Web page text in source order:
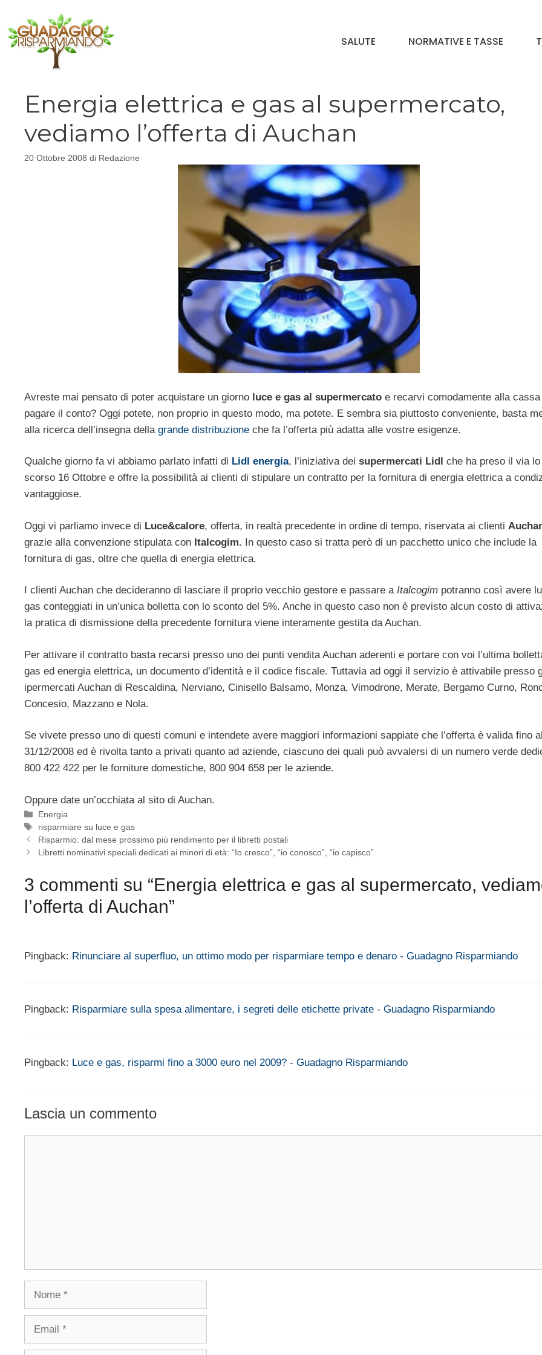
contenuto
SALUTE NORMATIVE E TASSE
Energia elettrica e gas al supermercato,
vediamo l’offerta di Auchan
20 Ottobre 2008 di Redazione
Avreste mai pensato di poter acquistare un giorno luce e gas al supermercato e recarvi comodamente alla
pagare il conto? Oggi potete, non proprio in questo modo, ma potete. E sembra sia piuttosto conveniente, basta
alla ricerca dell’insegna della grande distribuzione che fa l’offerta più adatta alle vostre esigenze.
Qualche giorno fa vi abbiamo parlato infatti di Lidl energia, l’iniziativa dei supermercati Lidl
che ha preso il via lo
scorso 16 Ottobre e offre la possibilità ai clienti di stipulare un contratto per la fornitura di energia elettrica a
vantaggiose.
Oggi vi parliamo invece di Luce&calore, offerta, in realtà precedente in ordine di tempo, riservata ai clienti
grazie alla convenzione stipulata con Italcogim. In questo caso si tratta però di un pacchetto unico che include la
fornitura di gas, oltre che quella di energia elettrica.
I clienti Auchan che decideranno di lasciare il proprio vecchio gestore e passare a Italcogim potranno così avere
gas conteggiati in un’unica bolletta con lo sconto del 5%. Anche in questo caso non è previsto alcun costo di
la pratica di dismissione della precedente fornitura viene interamente gestita da Auchan.
Per attivare il contratto basta recarsi presso uno dei punti vendita Auchan aderenti e portare con voi l’ultima
gas ed energia elettrica, un documento d’identità e il codice fiscale. Tuttavia ad oggi il servizio è attivabile presso
ipermercati Auchan di Rescaldina, Nerviano, Cinisello Balsamo, Monza, Vimodrone, Merate, Bergamo Curno,
Concesio, Mazzano e Nola.
Se vivete presso uno di questi comuni e intendete avere maggiori informazioni sappiate che l’offerta è valida fino
31/12/2008 ed è rivolta tanto a privati quanto ad aziende, ciascuno dei quali può avvalersi di un numero verde
800 422 422 per le forniture domestiche, 800 904 658 per le aziende.
Oppure date un’occhiata al sito di Auchan.
Categorie
Energia
Tag
risparmiare su luce e gas
Risparmio: dal mese prossimo più rendimento per il libretti postali
Libretti nominativi speciali dedicati ai minori di età: “Io cresco”, “io conosco”, “io capisco”
3 commenti su “Energia elettrica e gas al supermercato,
l’offerta di Auchan”
Pingback: Rinunciare al superfluo, un ottimo modo per risparmiare tempo e denaro - Guadagno Risparmiando
Pingback: Risparmiare sulla spesa alimentare, i segreti delle etichette private - Guadagno Risparmiando
Pingback: Luce e gas, risparmi fino a 3000 euro nel 2009? - Guadagno Risparmiando
Lascia un commento